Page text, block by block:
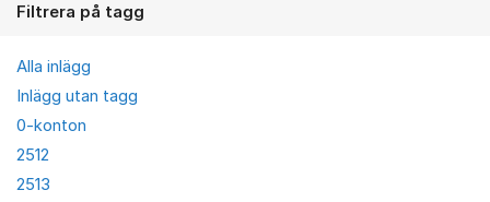
Filtrera på tagg
Alla inlägg
Inlägg utan tagg
0-konton
2512
2513